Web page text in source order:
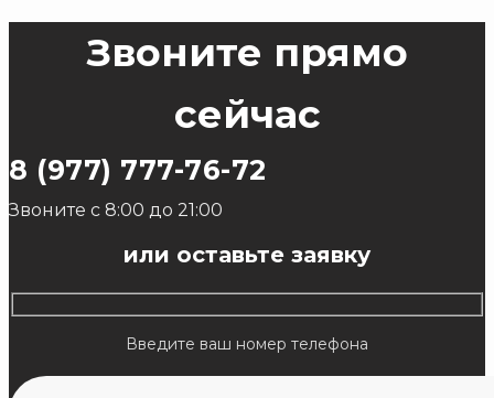
Звоните прямо
сейчас
8 (977) 777-76-72
Звоните с 8:00 до 21:00
или оставьте заявку
Введите ваш номер телефона